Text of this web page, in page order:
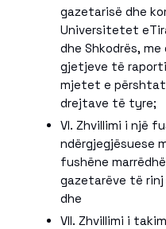
gazetarisë dhe
Universitetet
dhe Shkodrës,
gjetjeve të
mjetet e
drejtave të tyre;
VI. Zhvillimi i një
ndërgjegjësuese
fushëne
gazetarëve të
dhe
VII. Zhvillimi i